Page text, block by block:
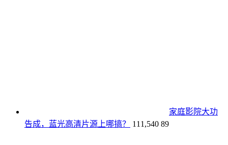
家庭影院大功
告成，蓝光高清片源上哪搞？
111,540 89